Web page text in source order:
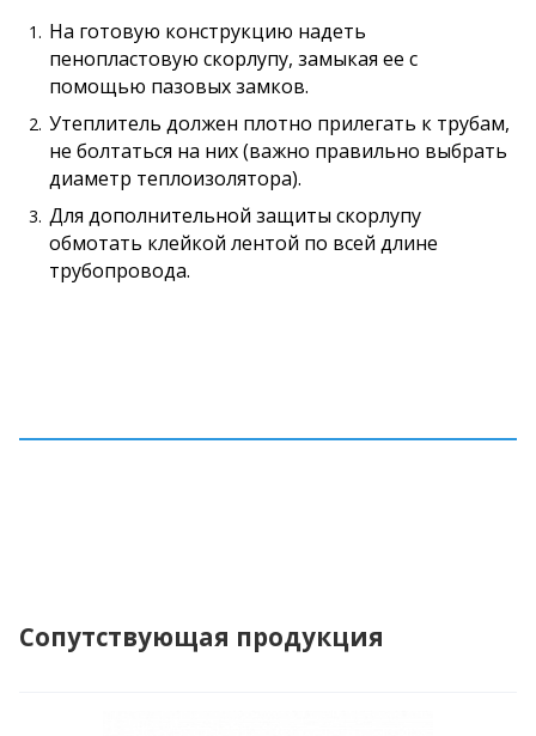
На готовую конструкцию надеть
пенопластовую скорлупу, замыкая ее с
помощью пазовых замков.
Утеплитель должен плотно прилегать к трубам,
не болтаться на них (важно правильно выбрать
диаметр теплоизолятора).
Для дополнительной защиты скорлупу
обмотать клейкой лентой по всей длине
трубопровода.
Сопутствующая продукция